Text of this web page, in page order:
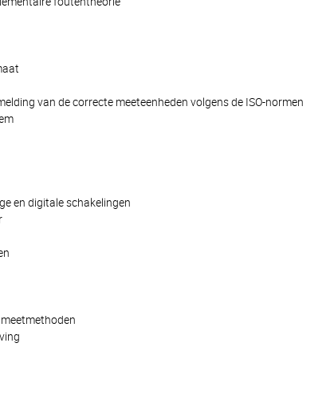
van de correcte meeteenheden volgens de ISO-normen
en digitale schakelingen